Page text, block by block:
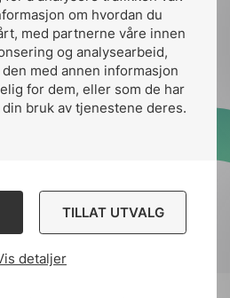
om hvordan du
med partnerne våre innen
og analysearbeid,
med annen informasjon
for dem, eller som de har
bruk av tjenestene deres.
TILLAT UTVALG
detaljer
nek@nek.no
Bruk av Cookies